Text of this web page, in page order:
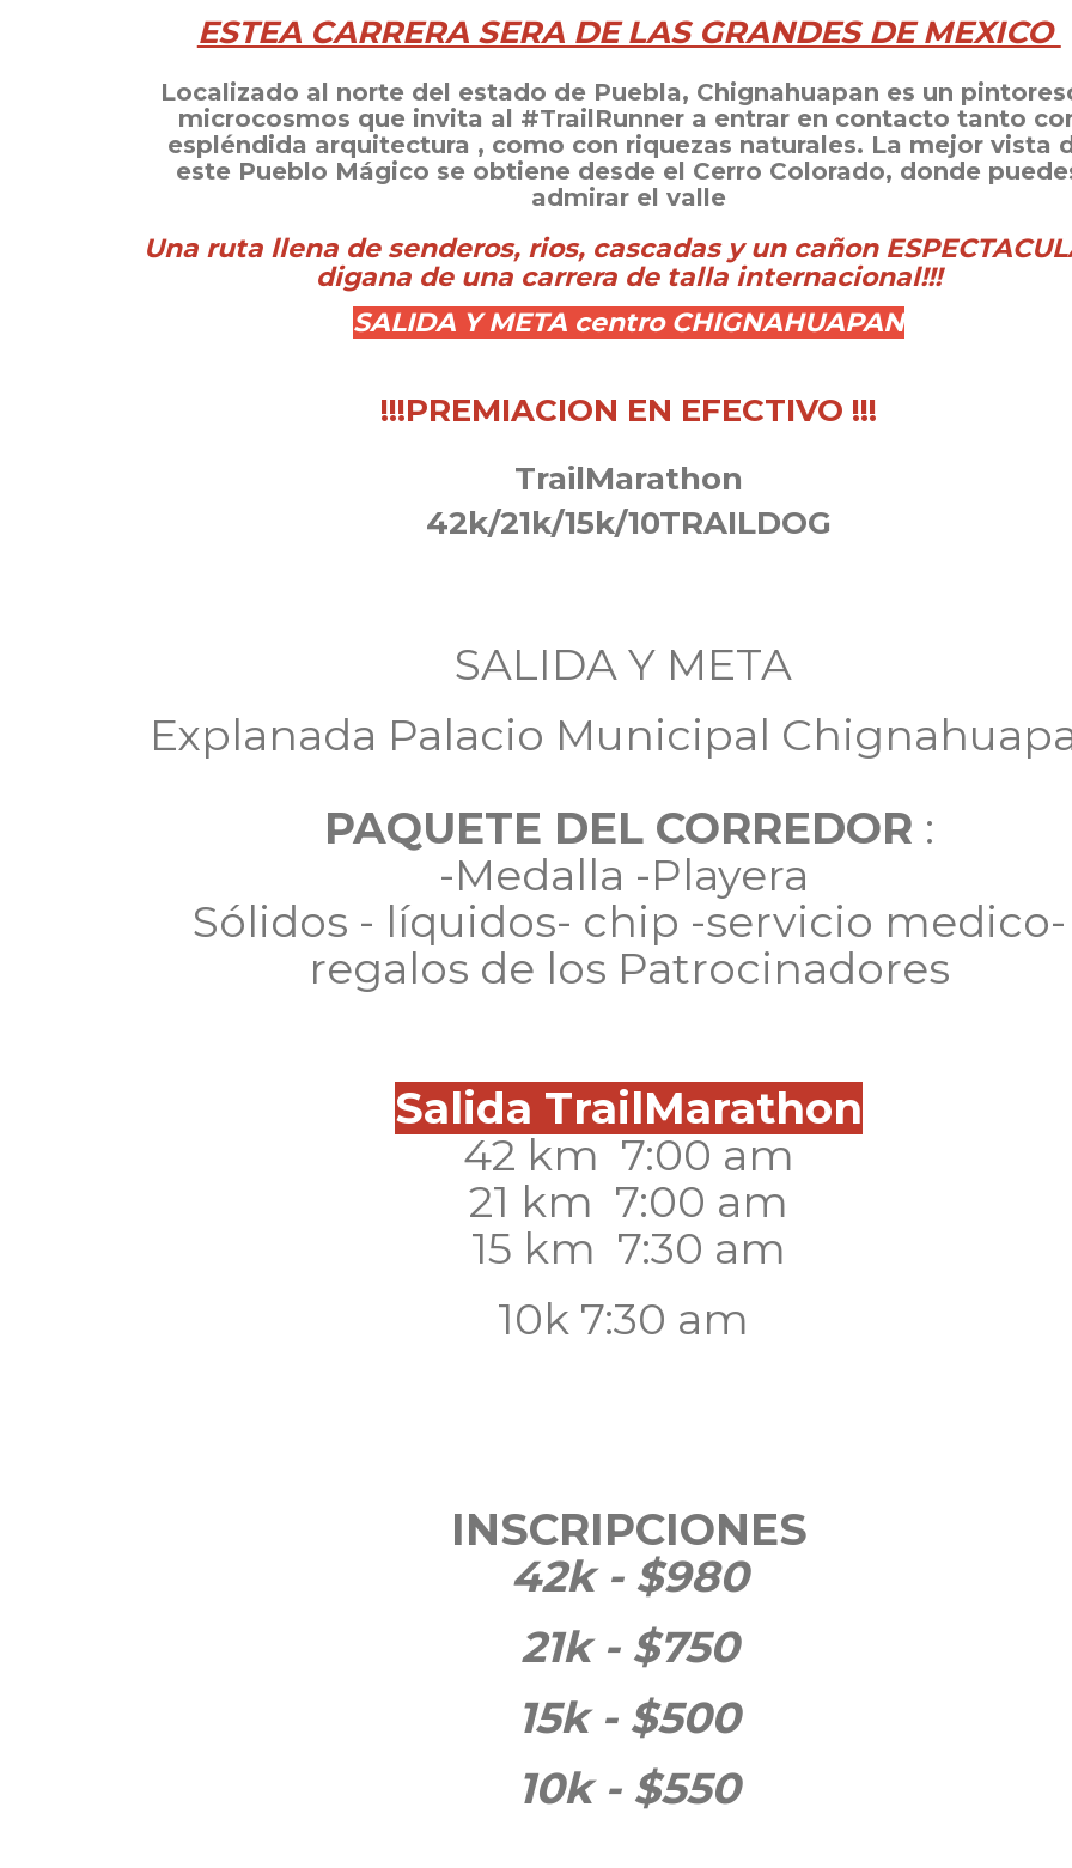
ESTEA CARRERA SERA DE LAS GRANDES DE MEXICO
Localizado al norte del estado de Puebla, Chignahuapan es un
microcosmos que invita al #TrailRunner a entrar en contacto tanto
espléndida arquitectura , como con riquezas naturales. La mejor vista
este Pueblo Mágico se obtiene desde el Cerro Colorado, donde
admirar el valle
Una ruta llena de senderos, rios, cascadas y un cañon
digana de una carrera de talla internacional!!!
SALIDA Y META centro CHIGNAHUAPAN
!!!PREMIACION EN EFECTIVO !!!
TrailMarathon
42k/21k/15k/10TRAILDOG
SALIDA Y META
Explanada Palacio Municipal
PAQUETE DEL CORREDOR :
-Medalla -Playera
Sólidos - líquidos- chip -servicio medico-
regalos de los Patrocinadores
Salida TrailMarathon
42 km 7:00 am
21 km 7:00 am
15 km 7:30 am
10k 7:30 am
INSCRIPCIONES
42k - $980
21k - $750
15k - $500
10k - $550